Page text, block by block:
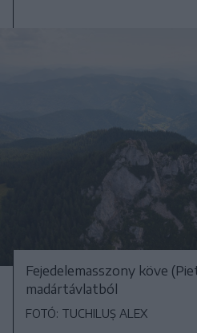
Fejedelemasszony köve
madártávlatból
FOTÓ: TUCHILUȘ ALEX